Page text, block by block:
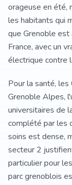
orageuse en été,
les habitants qui
que Grenoble est
France, avec un
électrique contre
Pour la santé,
Grenoble Alpes,
universitaires de
complété par les
soins est dense,
secteur 2
particulier pour
parc grenoblois